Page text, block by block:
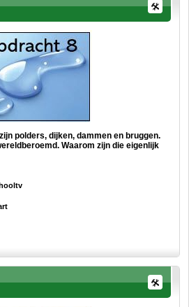
polders, dijken, dammen en bruggen.
Waarom zijn die eigenlijk